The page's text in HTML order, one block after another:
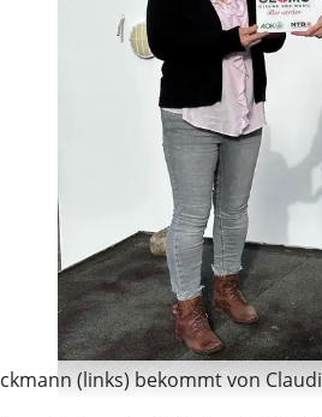
(links) bekommt von